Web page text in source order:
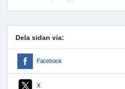
Dela sidan via:
Facebook
X